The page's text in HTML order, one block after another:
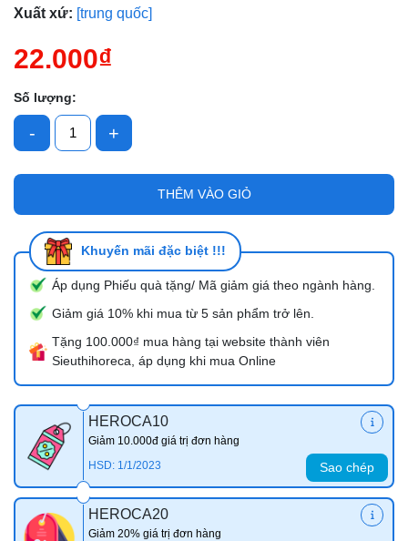
Xuất xứ: [trung quốc]
22.000₫
Số lượng:
- +
THÊM VÀO GIỎ
Khuyến mãi đặc biệt !!!
Áp dụng Phiếu quà tặng/ Mã giảm giá theo ngành hàng.
Giảm giá 10% khi mua từ 5 sản phẩm trở lên.
Tặng 100.000₫ mua hàng tại website thành viên
Sieuthihoreca, áp dụng khi mua Online
HEROCA10
Giảm 10.000đ giá trị đơn hàng
HSD: 1/1/2023
Sao chép
HEROCA20
Giảm 20% giá trị đơn hàng